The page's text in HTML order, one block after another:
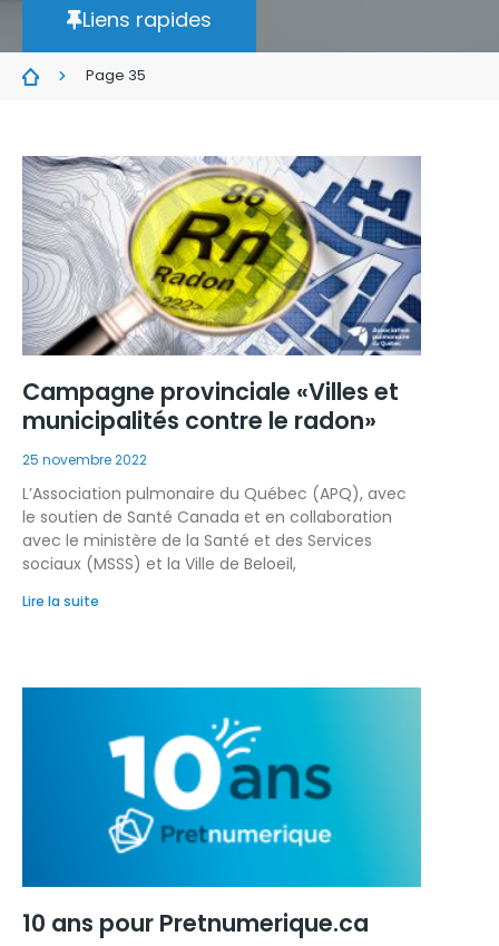
Liens rapides
Page 35
Campagne provinciale «Villes et
municipalités contre le radon»
25 novembre 2022
L’Association pulmonaire du Québec (APQ), avec
le soutien de Santé Canada et en collaboration
avec le ministère de la Santé et des Services
sociaux (MSSS) et la Ville de Beloeil,
Lire la suite
10 ans pour Pretnumerique.ca